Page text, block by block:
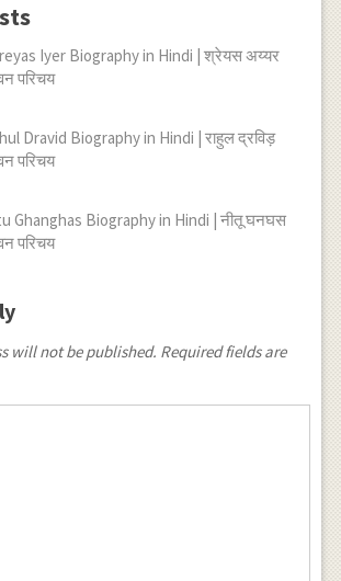
Iyer Biography in Hindi | श्रेयस अय्यर
परिचय
Dravid Biography in Hindi | राहुल द्रविड़
परिचय
Ghanghas Biography in Hindi | नीतू घनघस
परिचय
will not be published. Required fields are